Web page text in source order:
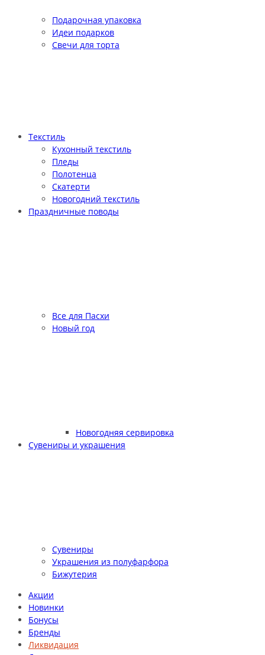
Подарочная упаковка
Идеи подарков
Свечи для торта
Текстиль
Кухонный текстиль
Пледы
Полотенца
Скатерти
Новогодний текстиль
Праздничные поводы
Все для Пасхи
Новый год
Новогодняя сервировка
Сувениры и украшения
Сувениры
Украшения из полуфарфора
Бижутерия
Акции
Новинки
Бонусы
Бренды
Ликвидация